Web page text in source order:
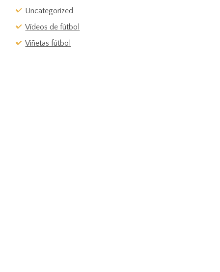
Uncategorized
Vídeos de fútbol
Viñetas fútbol